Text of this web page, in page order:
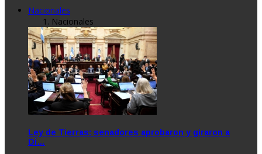
Nacionales
Nacionales
Ley de Tierras: senadores aprobaron y giraron a
Di…